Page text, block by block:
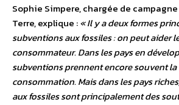
Sophie Simpere, chargée de
Terre, explique :« Il y a deux formes
subventions aux fossiles : on peut aider
consommateur. Dans les pays en
subventions prennent encore souvent la
consommation. Mais dans les pays
aux fossiles sont principalement des